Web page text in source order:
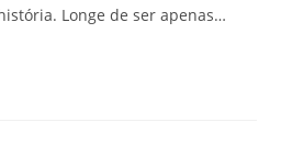
Longe de ser apenas…